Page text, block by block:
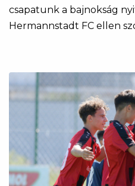
csapatunk a bajnokság
Hermannstadt FC ellen